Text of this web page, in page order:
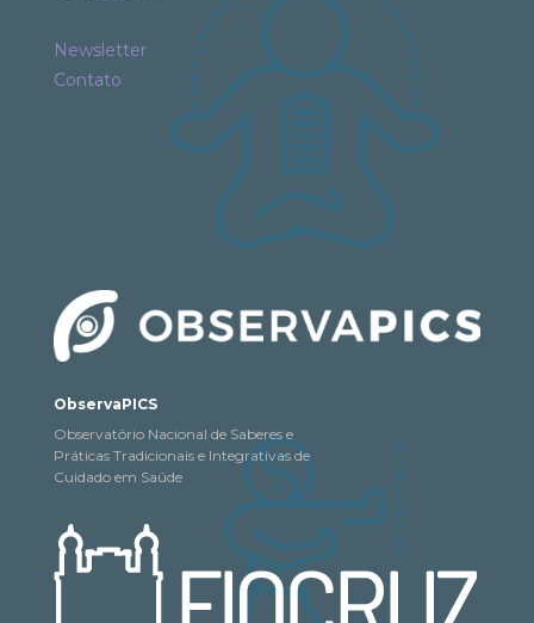
Newsletter
Contato
ObservaPICS
Observatório Nacional de Saberes e
Práticas Tradicionais e Integrativas de
Cuidado em Saúde